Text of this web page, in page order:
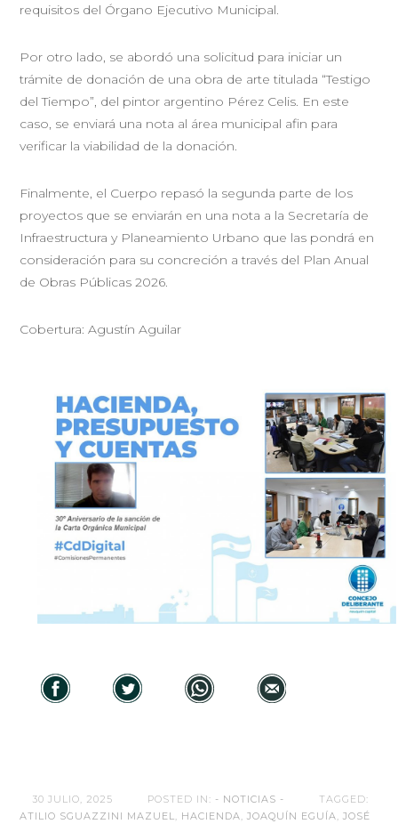
requisitos del Órgano Ejecutivo Municipal.
Por otro lado, se abordó una solicitud para iniciar un
trámite de donación de una obra de arte titulada “Testigo
del Tiempo”, del pintor argentino Pérez Celis. En este
caso, se enviará una nota al área municipal afin para
verificar la viabilidad de la donación.
Finalmente, el Cuerpo repasó la segunda parte de los
proyectos que se enviarán en una nota a la Secretaría de
Infraestructura y Planeamiento Urbano que las pondrá en
consideración para su concreción a través del Plan Anual
de Obras Públicas 2026.
Cobertura: Agustín Aguilar
30 JULIO, 2025 POSTED IN: - NOTICIAS -
TAGGED:
ATILIO SGUAZZINI MAZUEL, HACIENDA,JOAQUÍN EGUÍA,JOSÉ